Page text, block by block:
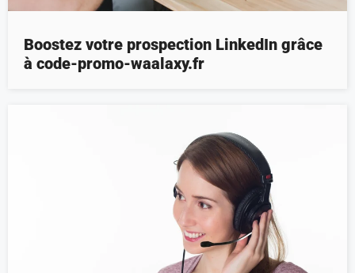
Boostez votre prospection LinkedIn grâce
à code-promo-waalaxy.fr